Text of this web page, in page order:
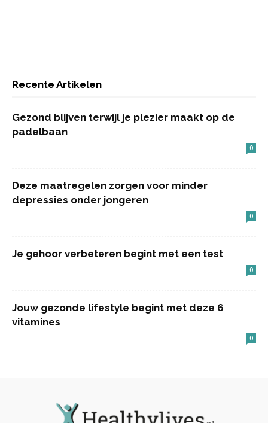
Recente Artikelen
Gezond blijven terwijl je plezier maakt op de
padelbaan
0
Deze maatregelen zorgen voor minder
depressies onder jongeren
0
Je gehoor verbeteren begint met een test
0
Jouw gezonde lifestyle begint met deze 6
vitamines
0